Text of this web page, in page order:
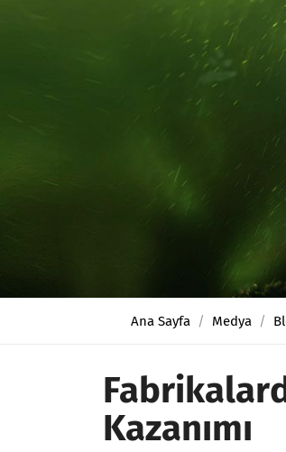
Ana Sayfa Medya
Kazanımı